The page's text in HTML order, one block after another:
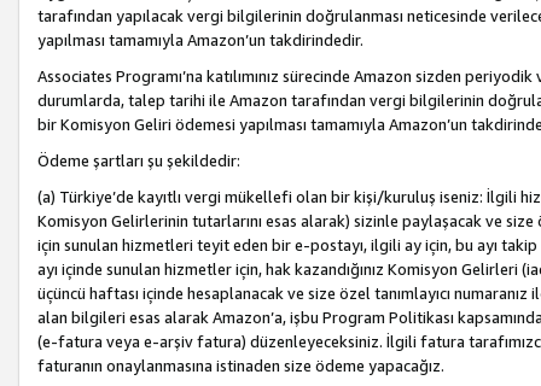
tarafından yapılacak vergi bilgilerinin doğrulanması neticesinde
yapılması tamamıyla Amazon’un takdirindedir.
Associates Programı’na katılımınız sürecinde Amazon sizden
durumlarda, talep tarihi ile Amazon tarafından vergi bilgilerinin
bir Komisyon Geliri ödemesi yapılması tamamıyla Amazon’un
Ödeme şartları şu şekildedir:
(a) Türkiye’de kayıtlı vergi mükellefi olan bir kişi/kuruluş iseniz: İlgili
Komisyon Gelirlerinin tutarlarını esas alarak) sizinle paylaşacak ve
için sunulan hizmetleri teyit eden bir e-postayı, ilgili ay için, bu ayı
ayı içinde sunulan hizmetler için, hak kazandığınız Komisyon Gelirleri
üçüncü haftası içinde hesaplanacak ve size özel tanımlayıcı
alan bilgileri esas alarak Amazon’a, işbu Program Politikası
(e-fatura veya e-arşiv fatura) düzenleyeceksiniz. İlgili fatura
faturanın onaylanmasına istinaden size ödeme yapacağız.